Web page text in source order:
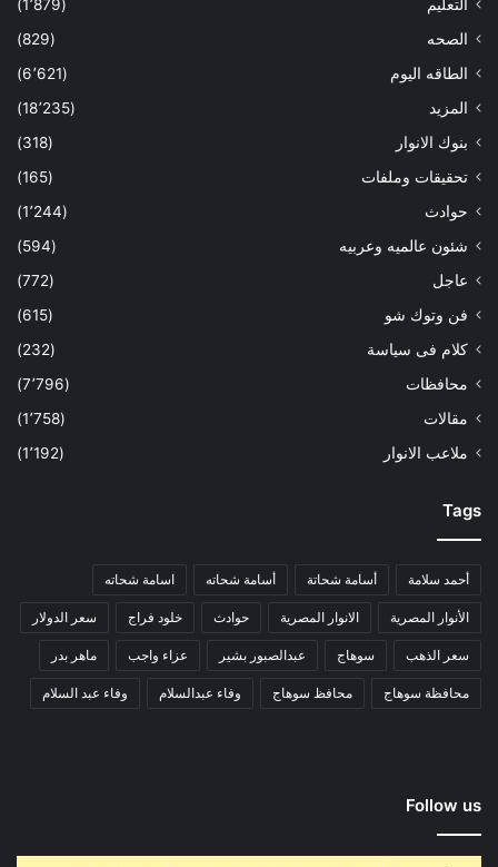
التعليم
(1٬879)
الصحه
(829)
الطاقه اليوم
(6٬621)
المزيد
(18٬235)
بنوك الانوار
(318)
تحقيقات وملفات
(165)
حوادث
(1٬244)
شئون عالميه وعربيه
(594)
عاجل
(772)
فن وتوك شو
(615)
كلام فى سياسة
(232)
محافظات
(7٬796)
مقالات
(1٬758)
ملاعب الانوار
(1٬192)
Tags
أحمد سلامة أسامة شحاتة أسامة شحاته اسامة شحاته
الأنوار المصرية الانوار المصرية حوادث خلود فراج سعر الدولار
سعر الذهب سوهاج عبدالصبور بشير عزاء واجب ماهر بدر
محافظة سوهاج محافظ سوهاج وفاء عبدالسلام وفاء عبد السلام
Follow us